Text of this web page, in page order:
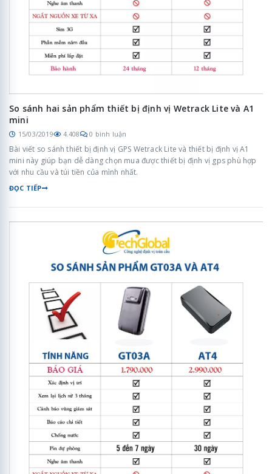
So sánh hai sản phẩm thiết bị định vị Wetrack Lite và A1
mini
15/03/2019 4.408 0 bình luận
Bài viết so sánh thiết bị định vị GPS Wetrack Lite và thiết bị định vị A1
mini này giúp bạn dễ dàng chọn mua được thiết bị định vị gps phù hợp
với nhu cầu và túi tiền của mình nhất.
ĐỌC TIẾP